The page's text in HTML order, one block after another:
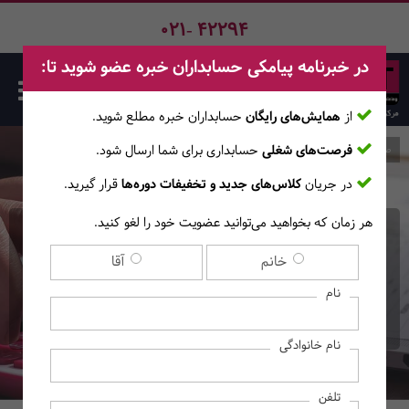
021- 42294
کارگاه آنلاین گزارش نویسی
حسابرسی
صفحه اصلی دوره‌ها
در خبرنامه پیامکی حسابداران خبره عضو شوید تا:
از همایش‌های رایگان حسابداران خبره مطلع ‎شوید.
فرصت‌های شغلی حسابداری برای شما ارسال شود.
در جریانکلاس‌های جدید و تخفیفات دوره‌هاقرار گیرید.
هر زمان که بخواهید می‌توانید عضویت خود را لغو کنید.
خانم آقا
نام
نام خانوادگی
تلفن